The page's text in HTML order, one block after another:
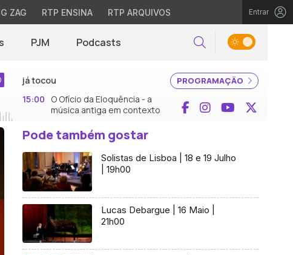
ZAG RTP ENSINA RTP ARQUIVOS Entrar
PJM Podcasts Pesquisar
PROGRAMAÇÃO
já tocou
15:00
O Ofício da Eloquência - a
música antiga em contexto
Facebook
InstagramYouTube
Pode também gostar
Solistas de Lisboa | 18 e 19 Julho
| 19h00
Lucas Debargue | 16 Maio |
21h00